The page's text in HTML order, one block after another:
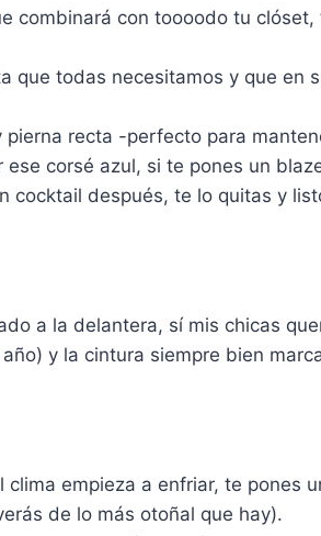
combinará con toooodo tu clóset,
que todas necesitamos y que en
recta -perfecto para
corsé azul, si te pones un
cocktail después, te lo quitas y
a la delantera, sí mis chicas
y la cintura siempre bien
empieza a enfriar, te pones
de lo más otoñal que hay).